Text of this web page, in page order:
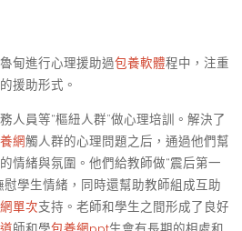
甸進行心理援助過包養軟體程中，注重
援助形式。
人員等“樞紐人群”做心理培訓。解決了
網觸人群的心理問題之后，通過他們幫
情緒與氛圍。他們給教師做“震后第一
慰學生情緒，同時還幫助教師組成互助
單次支持。老師和學生之間形成了良好
師和學包養網ppt生會有長期的相處和